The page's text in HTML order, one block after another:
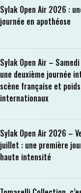
Sylak Open Air 2026 :
journée en apothéose
Sylak Open Air –
une deuxième journée
scène française et
internationaux
Sylak Open Air 2026 –
juillet : une première
haute intensité